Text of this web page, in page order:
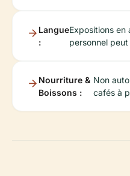
Langue
:
Expositions en
personnel
Nourriture &
Boissons :
Non
cafés à